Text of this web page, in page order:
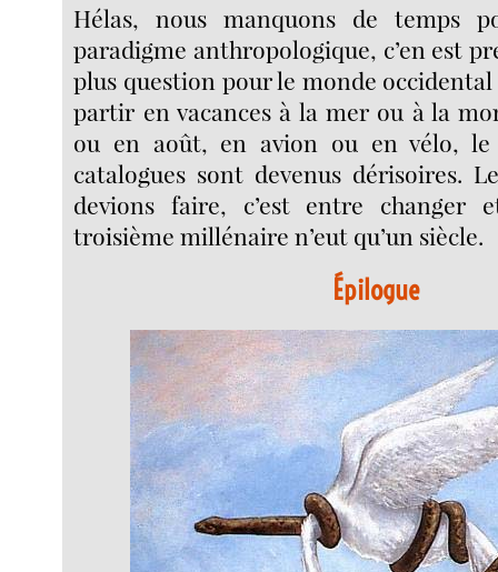
Hélas, nous manquons de temps
paradigme anthropologique, c’en est
plus question pour le monde occidental
partir en vacances à la mer ou à la
ou en août, en avion ou en vélo, le
catalogues sont devenus dérisoires.
devions faire, c’est entre changer
troisième millénaire n’eut qu’un siècle.
Épilogue